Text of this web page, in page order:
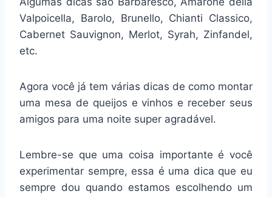
Valpoicella, Barolo, Brunello, Chianti Classico,
Cabernet Sauvignon, Merlot, Syrah, Zinfandel,
etc.
Agora você já tem várias dicas de como montar
uma mesa de queijos e vinhos e receber seus
amigos para uma noite super agradável.
Lembre-se que uma coisa importante é você
experimentar sempre, essa é uma dica que eu
sempre dou quando estamos escolhendo um